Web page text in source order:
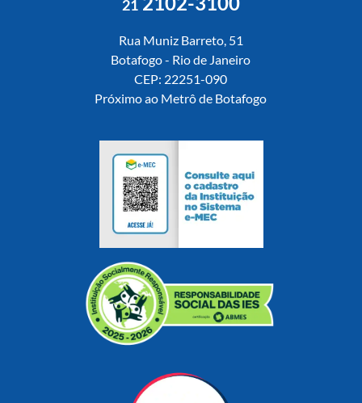
21
Rua Muniz Barreto, 51
Botafogo - Rio de Janeiro
CEP: 22251-090
Próximo ao Metrô de Botafogo